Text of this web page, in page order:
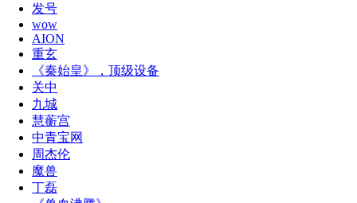
发号
wow
AION
重玄
《秦始皇》，顶级设备
关中
九城
慧蘅宫
中青宝网
周杰伦
魔兽
丁磊